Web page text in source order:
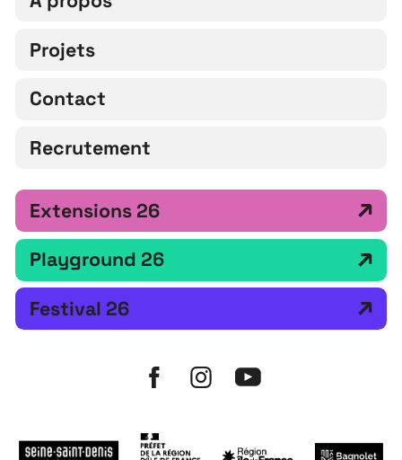
Projets
Contact
Recrutement
Extensions 26
Playground 26
Festival 26